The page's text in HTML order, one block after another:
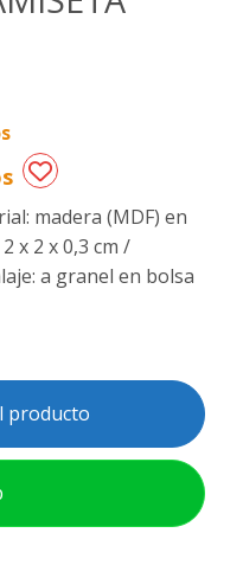
madera (MDF) en
x 2 x 0,3 cm /
a granel en bolsa
producto